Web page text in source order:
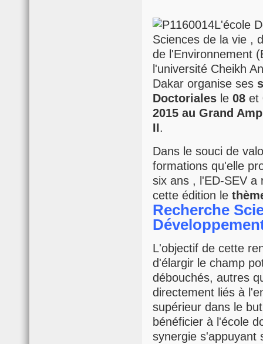
L'école
Sciences de la vie ,
de l'Environnement
l'université Cheikh
Dakar organise ses
Doctoriales le 08 et
2015 au Grand
II.
Dans le souci de
formations qu'elle
six ans , l'ED-SEV a
cette édition le
Recherche
L'objectif de cette
d'élargir le champ
débouchés, autres
directement liés à
supérieur dans le
bénéficier à l'école
synergie s'appuyant